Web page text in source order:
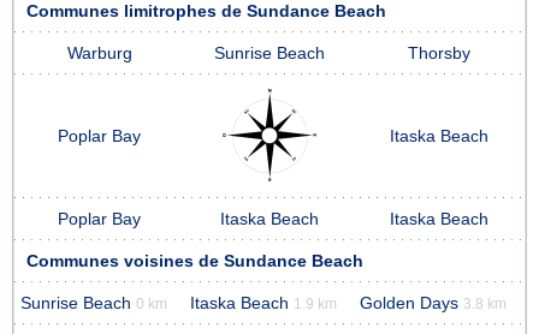
Communes limitrophes de Sundance Beach
Warburg Sunrise Beach Thorsby
Poplar Bay Itaska Beach
Poplar Bay Itaska Beach Itaska Beach
Communes voisines de Sundance Beach
Sunrise Beach 0 km Itaska Beach 1.9 km Golden Days 3.8 km